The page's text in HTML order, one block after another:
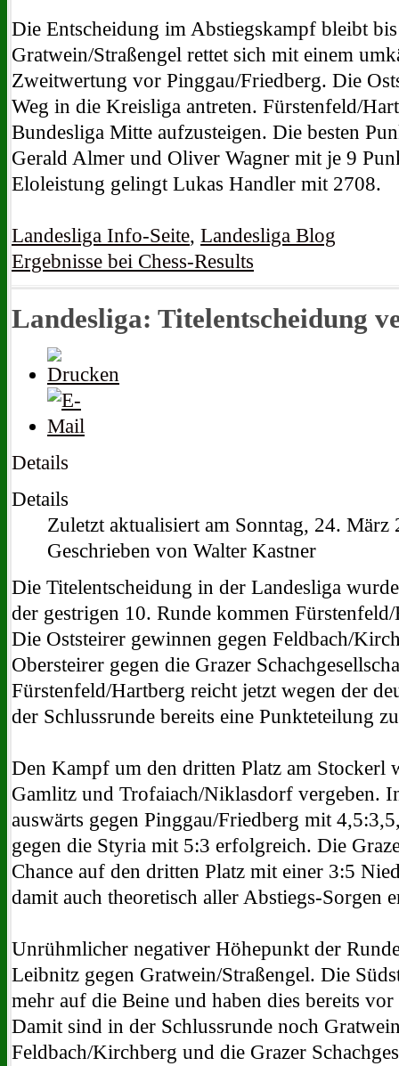
Die Entscheidung im Abstiegskampf bleibt
Gratwein/Straßengel rettet sich mit einem
Zweitwertung vor Pinggau/Friedberg. Die
Weg in die Kreisliga antreten. Fürstenfeld/
Bundesliga Mitte aufzusteigen. Die besten
Gerald Almer und Oliver Wagner mit je 9
Eloleistung gelingt Lukas Handler mit 2708.
Landesliga Info-Seite, Landesliga Blog
Ergebnisse bei Chess-Results
Landesliga: Titelentscheidung
Details
Details
Zuletzt aktualisiert am Sonntag, 24. März
Geschrieben von Walter Kastner
Die Titelentscheidung in der Landesliga
der gestrigen 10. Runde kommen
Die Oststeirer gewinnen gegen Feldbach/
Obersteirer gegen die Grazer
Fürstenfeld/Hartberg reicht jetzt wegen der
der Schlussrunde bereits eine Punkteteilung
Den Kampf um den dritten Platz am
Gamlitz und Trofaiach/Niklasdorf vergeben.
auswärts gegen Pinggau/Friedberg mit
gegen die Styria mit 5:3 erfolgreich. Die
Chance auf den dritten Platz mit einer 3:5
damit auch theoretisch aller Abstiegs-Sorgen
Unrühmlicher negativer Höhepunkt der
Leibnitz gegen Gratwein/Straßengel. Die
mehr auf die Beine und haben dies bereits
Damit sind in der Schlussrunde noch
Feldbach/Kirchberg und die Grazer